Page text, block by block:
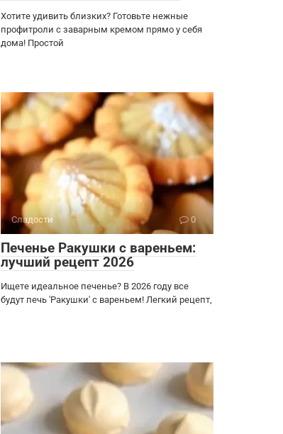
Хотите удивить близких? Готовьте нежные
профитроли с заварным кремом прямо у себя
дома! Простой
Сладости 0
Печенье Ракушки с вареньем:
лучший рецепт 2026
Ищете идеальное печенье? В 2026 году все
будут печь 'Ракушки' с вареньем! Легкий рецепт,